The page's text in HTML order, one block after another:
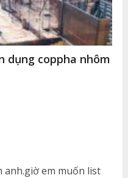
dụng coppha nhôm
anh.giờ em muốn list